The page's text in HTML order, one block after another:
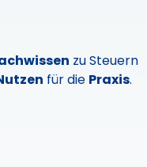
zu Steuern
für die Praxis.